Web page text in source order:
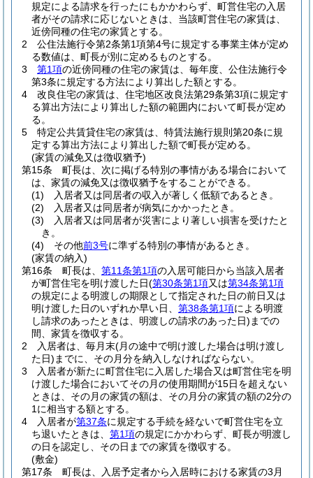
規定による請求を行ったにもかかわらず、町営住宅の入居
者がその請求に応じないときは、当該町営住宅の家賃は、
近傍同種の住宅の家賃とする。
2
公住法施行令第2条第1項第4号に規定する事業主体が定め
る数値は、町長が別に定めるものとする。
3
第1項の近傍同種の住宅の家賃は、毎年度、公住法施行令
第3条に規定する方法により算出した額とする。
4
改良住宅の家賃は、住宅地区改良法第29条第3項に規定す
る算出方法により算出した額の範囲内において町長が定め
る。
5
特定公共賃貸住宅の家賃は、特賃法施行規則第20条に規
定する算出方法により算出した額で町長が定める。
(家賃の減免又は徴収猶予)
第15条
町長は、次に掲げる特別の事情がある場合において
は、家賃の減免又は徴収猶予をすることができる。
(1)
入居者又は同居者の収入が著しく低額であるとき。
(2)
入居者又は同居者が病気にかかったとき。
(3)
入居者又は同居者が災害により著しい損害を受けたと
き。
(4)
その他前3号に準ずる特別の事情があるとき。
(家賃の納入)
第16条
町長は、 第11条第1項の入居可能日から当該入居者
が町営住宅を明け渡した日(第30条第1項又は第34条第1項
の規定による明渡しの期限として指定された日の前日又は
明け渡した日のいずれか早い日、 第38条第1項による明渡
し請求のあったときは、明渡しの請求のあった日) までの
間、家賃を徴収する。
2
入居者は、毎月末(月の途中で明け渡した場合は明け渡し
た日) までに、その月分を納入しなければならない。
3
入居者が新たに町営住宅に入居した場合又は町営住宅を明
け渡した場合においてその月の使用期間が15日を超えない
ときは、その月の家賃の額は、その月分の家賃の額の2分の
1に相当する額とする。
4
入居者が第37条に規定する手続を経ないで町営住宅を立
ち退いたときは、 第1項の規定にかかわらず、町長が明渡し
の日を認定し、その日までの家賃を徴収する。
(敷金)
第17条
町長は、入居予定者から入居時における家賃の3月